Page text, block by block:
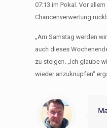
07:13 im Pokal. Vor
Chancenverwertung
„Am Samstag werden
auch dieses
zu steigen. „Ich glaube
wieder anzuknüpfen“